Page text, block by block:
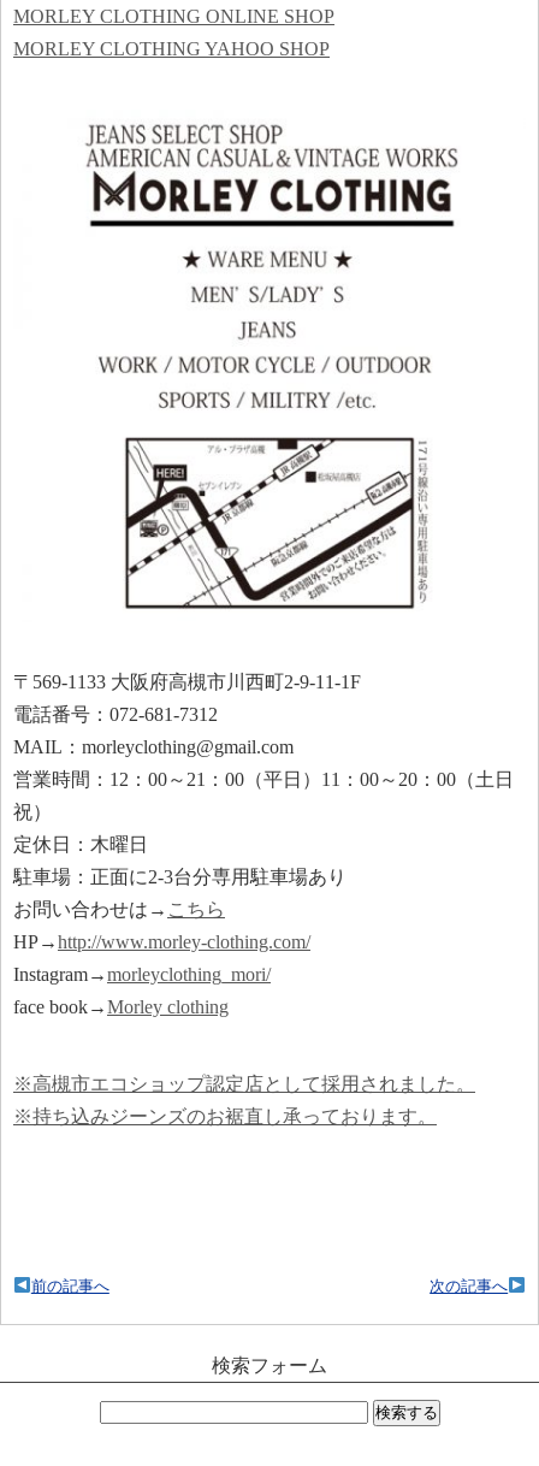
MORLEY CLOTHING ONLINE SHOP
MORLEY CLOTHING YAHOO SHOP
〒569-1133 大阪府高槻市川西町2-9-11-1F
電話番号：072-681-7312
MAIL：morleyclothing@gmail.com
営業時間：12：00～21：00（平日）11：00～20：00（土日
祝）
定休日：木曜日
駐車場：正面に2-3台分専用駐車場あり
お問い合わせは→ こちら
HP→http://www.morley-clothing.com/
Instagram→morleyclothing_mori/
face book→Morley clothing
※高槻市エコショップ認定店として採用されました。
※持ち込みジーンズのお裾直し承っております。
次の記事へ
前の記事へ
検索フォーム